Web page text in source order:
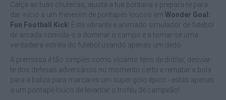
Calça as tuas chuteiras, ajusta a tua pontaria e prepara-te para
dar início a um frenesim de pontapés loucos em Wonder Goal:
Fun Football Kick! Este vibrante e animado simulador de futebol
de arcada convida-o a dominar o campo e a tornar-se uma
verdadeira estrela do futebol usando apenas um dedo.
A premissa é tão simples como viciante: tens de driblar, desviar-
te dos defesas adversários no momento certo e rematar a bola
para a baliza para marcares um super golo épico - estás apenas
a um pontapé louco de levantar o troféu de campeão!